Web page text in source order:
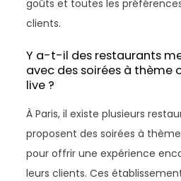
goûts et toutes les
clients.
Y a-t-il des restaurants
avec des soirées à thème
live ?
À Paris, il existe plusieurs
proposent des soirées à
pour offrir une expérience
leurs clients. Ces